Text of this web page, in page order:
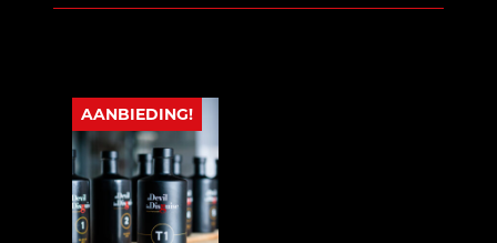
AANBIEDING!